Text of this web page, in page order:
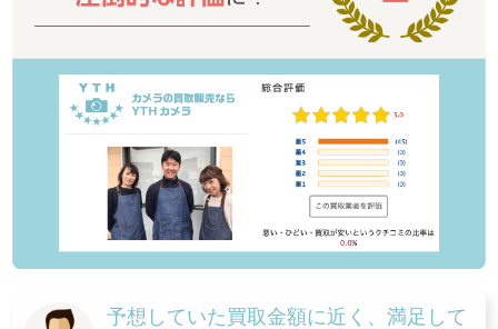
予想していた買取金額に近く、満足して